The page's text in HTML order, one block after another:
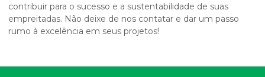
contribuir para o sucesso e a sustentabilidade de suas
empreitadas. Não deixe de nos contatar e dar um passo
rumo à excelência em seus projetos!